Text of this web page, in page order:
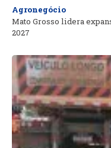
Agronegócio
Mato Grosso lidera
2027